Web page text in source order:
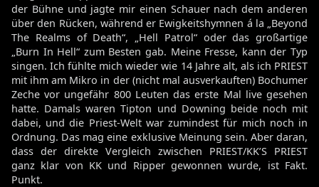
der Bühne und jagte mir einen Schauer nach dem anderen
über den Rücken, während er Ewigkeitshymnen á la „Beyond
The Realms of Death“, „Hell Patrol“ oder das großartige
„Burn In Hell“ zum Besten gab. Meine Fresse, kann der Typ
singen. Ich fühlte mich wieder wie 14 Jahre alt, als ich PRIEST
mit ihm am Mikro in der (nicht mal ausverkauften) Bochumer
Zeche vor ungefähr 800 Leuten das erste Mal live gesehen
hatte. Damals waren Tipton und Downing beide noch mit
dabei, und die Priest-Welt war zumindest für mich noch in
Ordnung. Das mag eine exklusive Meinung sein. Aber daran,
dass der direkte Vergleich zwischen PRIEST/KK’S PRIEST
ganz klar von KK und Ripper gewonnen wurde, ist Fakt.
Punkt.